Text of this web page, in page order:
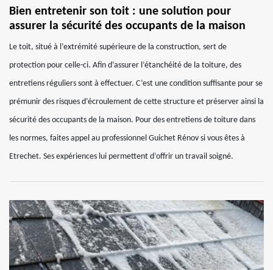
Bien entretenir son toit : une solution pour
assurer la sécurité des occupants de la maison
Le toit, situé à l’extrémité supérieure de la construction, sert de
protection pour celle-ci. Afin d’assurer l’étanchéité de la toiture, des
entretiens réguliers sont à effectuer. C’est une condition suffisante pour se
prémunir des risques d’écroulement de cette structure et préserver ainsi la
sécurité des occupants de la maison. Pour des entretiens de toiture dans
les normes, faites appel au professionnel Guichet Rénov si vous êtes à
Etrechet. Ses expériences lui permettent d’offrir un travail soigné.